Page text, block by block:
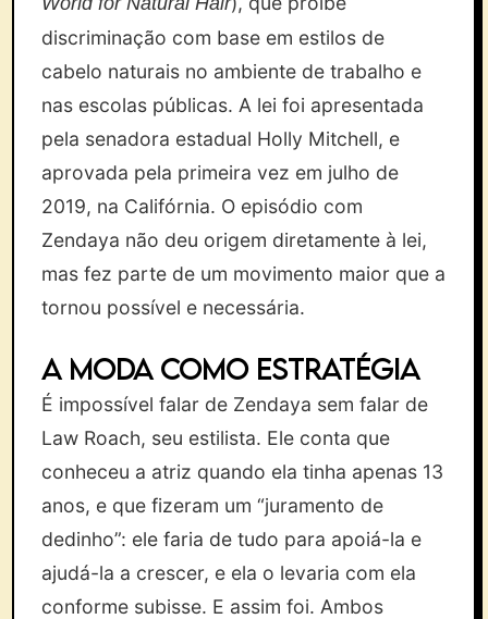
discriminação com base em estilos de
cabelo naturais no ambiente de trabalho e
nas escolas públicas. A lei foi apresentada
pela senadora estadual Holly Mitchell, e
aprovada pela primeira vez em julho de
2019, na Califórnia. O episódio com
Zendaya não deu origem diretamente à lei,
mas fez parte de um movimento maior que a
tornou possível e necessária.
A moda como estratégia
É impossível falar de Zendaya sem falar de
Law Roach, seu estilista. Ele conta que
conheceu a atriz quando ela tinha apenas 13
anos, e que fizeram um “juramento de
dedinho”: ele faria de tudo para apoiá-la e
ajudá-la a crescer, e ela o levaria com ela
conforme subisse. E assim foi. Ambos